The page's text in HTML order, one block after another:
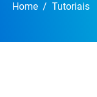
Home Tutoriais